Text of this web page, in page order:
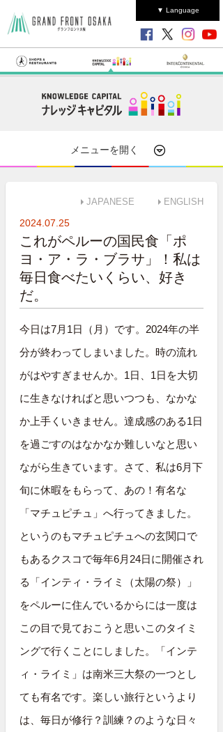
▼ Language
メニューを開く
JAPANESE ENGLISH
2024.07.25
これがペルーの国民食「ポ
ヨ・ア・ラ・ブラサ」！私は
毎日食べたいくらい、好き
だ。
今日は7月1日（月）です。2024年の半
分が終わってしまいました。時の流れ
がはやすぎませんか。1日、1日を大切
に生きなければと思いつつも、なかな
か上手くいきません。達成感のある1日
を過ごすのはなかなか難しいなと思い
ながら生きています。さて、私は6月下
旬に休暇をもらって、あの！有名な
「マチュピチュ」へ行ってきました。
というのもマチュピチュへの玄関口で
もあるクスコで毎年6月24日に開催され
る「インティ・ライミ（太陽の祭）」
をペルーに住んでいるからには一度は
この目で見ておこうと思いこのタイミ
ングで行くことにしました。「インテ
ィ・ライミ」は南米三大祭の一つとし
ても有名です。楽しい旅行というより
は、毎日が修行？訓練？のような日々